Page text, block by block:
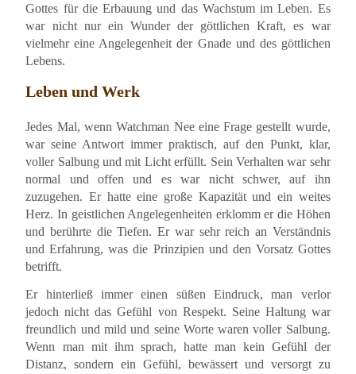
Gottes für die Erbauung und das Wachstum im Leben. Es
war nicht nur ein Wunder der göttlichen Kraft, es war
vielmehr eine Angelegenheit der Gnade und des göttlichen
Lebens.
Leben und Werk
Jedes Mal, wenn Watchman Nee eine Frage gestellt wurde,
war seine Antwort immer praktisch, auf den Punkt, klar,
voller Salbung und mit Licht erfüllt. Sein Verhalten war sehr
normal und offen und es war nicht schwer, auf ihn
zuzugehen. Er hatte eine große Kapazität und ein weites
Herz. In geistlichen Angelegenheiten erklomm er die Höhen
und berührte die Tiefen. Er war sehr reich an Verständnis
und Erfahrung, was die Prinzipien und den Vorsatz Gottes
betrifft.
Er hinterließ immer einen süßen Eindruck, man verlor
jedoch nicht das Gefühl von Respekt. Seine Haltung war
freundlich und mild und seine Worte waren voller Salbung.
Wenn man mit ihm sprach, hatte man kein Gefühl der
Distanz, sondern ein Gefühl, bewässert und versorgt zu